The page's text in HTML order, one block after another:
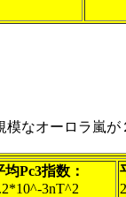
模なオーロラ嵐が
均Pc3指数：
3nT^2